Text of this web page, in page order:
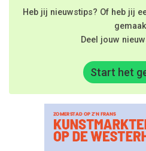
Heb jij nieuwstips? Of heb jij
Deel jouw
Start het